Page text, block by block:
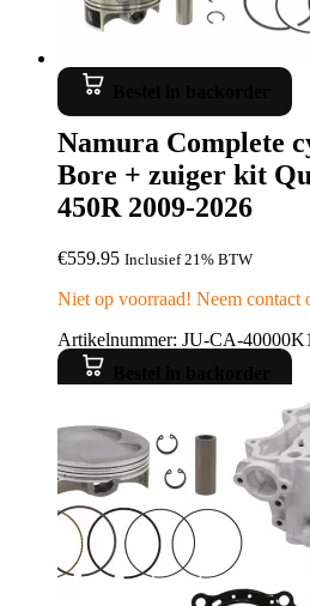
Namura Complete
Bore + zuiger kit
450R 2009-2026
€559.95 Inclusief 21% BTW
Niet op voorraad! Neem contact
Artikelnummer: JU-CA-40000K1